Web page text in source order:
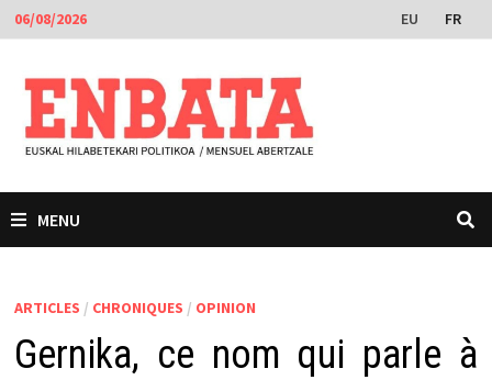
Passer
au
contenu
06/08/2026 EU FR
MENU
ARTICLES / CHRONIQUES / OPINION
Gernika, ce nom qui parle à